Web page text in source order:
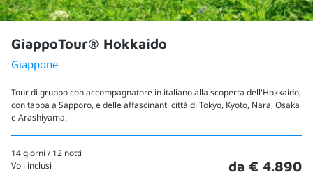
GiappoTour® Hokkaido
Giappone
Tour di gruppo con accompagnatore in italiano alla scoperta dell'Hokkaido,
con tappa a Sapporo, e delle affascinanti città di Tokyo, Kyoto, Nara, Osaka
e Arashiyama.
14 giorni / 12 notti
Voli inclusi
da € 4.890